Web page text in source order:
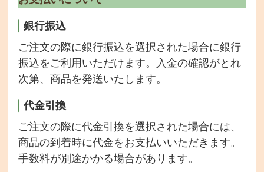
銀行振込
ご注文の際に銀行振込を選択された場合に銀行
振込をご利用いただけます。入金の確認がとれ
次第、商品を発送いたします。
代金引換
ご注文の際に代金引換を選択された場合には、
商品の到着時に代金をお支払いいただきます。
手数料が別途かかる場合があります。